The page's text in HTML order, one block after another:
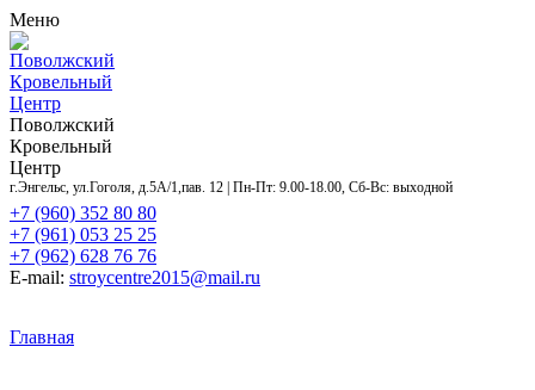
Меню
Поволжский
Кровельный
Центр
Поволжский
Кровельный
Центр
г.Энгельс, ул.Гоголя, д.5А/1,пав. 12 | Пн-Пт: 9.00-18.00, Сб-Вс: выходной
+7 (960) 352 80 80
+7 (961) 053 25 25
+7 (962) 628 76 76
E-mail: stroycentre2015@mail.ru
Главная